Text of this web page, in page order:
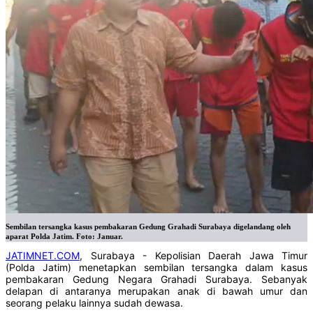
Sembilan tersangka kasus pembakaran Gedung Grahadi Surabaya digelandang oleh
aparat Polda Jatim. Foto: Januar.
JATIMNET.COM, Surabaya - Kepolisian Daerah Jawa Timur
(Polda Jatim) menetapkan sembilan tersangka dalam kasus
pembakaran Gedung Negara Grahadi Surabaya. Sebanyak
delapan di antaranya merupakan anak di bawah umur dan
seorang pelaku lainnya sudah dewasa.